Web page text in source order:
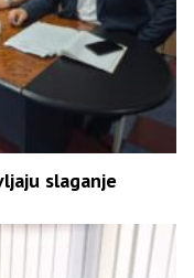
slaganje